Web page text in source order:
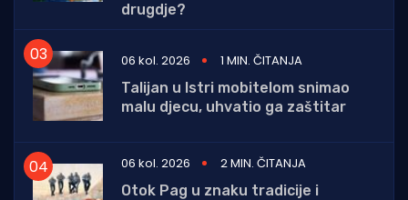
drugdje?
06 kol. 2026
1 MIN. ČITANJA
Talijan u Istri mobitelom snimao
malu djecu, uhvatio ga zaštitar
06 kol. 2026
2 MIN. ČITANJA
Otok Pag u znaku tradicije i